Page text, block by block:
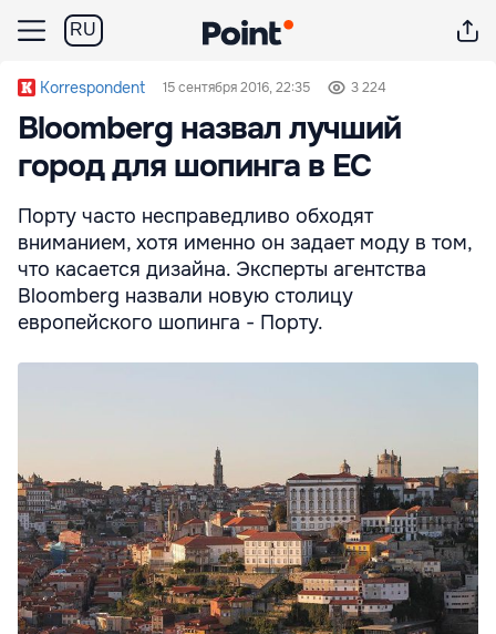
RU
Korrespondent 15 сентября 2016, 22:35 3 224
Bloomberg назвал лучший
город для шопинга в ЕС
Порту часто несправедливо обходят
вниманием, хотя именно он задает моду в том,
что касается дизайна. Эксперты агентства
Bloomberg назвали новую столицу
европейского шопинга - Порту.